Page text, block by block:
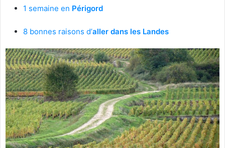
1 semaine en Périgord
8 bonnes raisons d’aller dans les Landes